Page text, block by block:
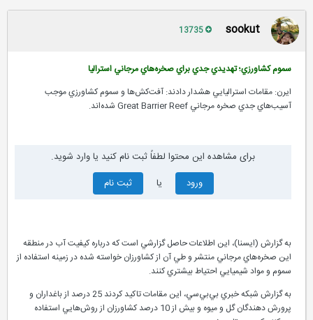
sookut
سموم کشاورزي؛ تهديدي جدي براي صخره‌هاي مرجاني استراليا
ايرن: مقامات استراليايي هشدار دادند: آفت‌کش‌ها و سموم کشاورزي موجب
آسيب‌هاي جدي صخره مرجاني Great Barrier Reef شده‌اند.
برای مشاهده این محتوا لطفاً ثبت نام کنید یا وارد شوید.
ورود
ثبت نام
به گزارش (ايسنا)، اين اطلاعات حاصل گزارشي است که درباره کيفيت آب در منطقه
اين صخره‌هاي مرجاني منتشر و طي آن از کشاورزان خواسته شده در زمينه استفاده از
سموم و مواد شيميايي احتياط بيشتري کنند.
به گزارش شبکه خبري بي‌بي‌سي، اين مقامات تاکيد کردند 25 درصد از باغداران و
پرورش دهندگان گل و ميوه و بيش از 10 درصد کشاورزان از روش‌هايي استفاده